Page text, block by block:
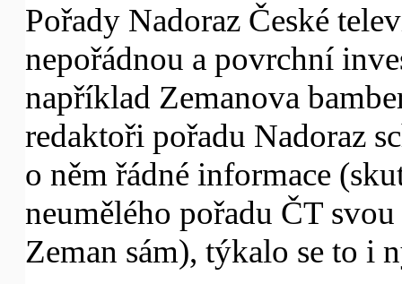
Pořady Nadoraz České
nepořádnou a povrchní
například Zemanova
redaktoři pořadu Nadoraz
o něm řádné informace
neumělého pořadu ČT
Zeman sám), týkalo se to i